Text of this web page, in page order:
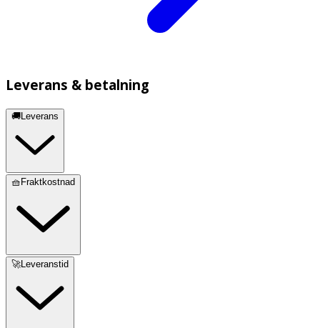
Leverans & betalning
🚚Leverans
🧺Fraktkostnad
🚀Leveranstid